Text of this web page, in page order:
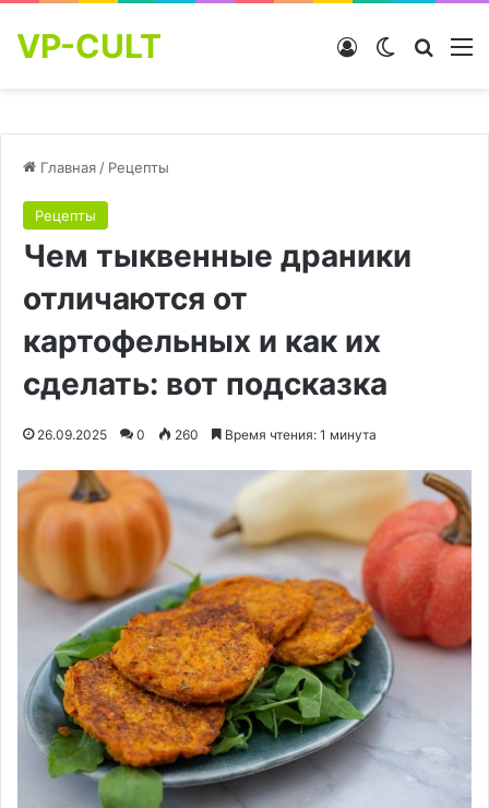
VP-CULT Switch skin
Войти
Главная / Рецепты
Рецепты
Чем тыквенные драники
отличаются от
картофельных и как их
сделать: вот подсказка
26.09.2025 0 260 Время чтения: 1 минута